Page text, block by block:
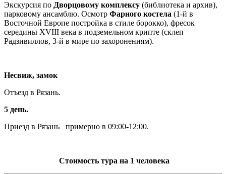
Экскурсия по Дворцовому комплексу (библиотека и архив),
парковому ансамблю. Осмотр Фарного костела (1-й в
Восточной Европе постройка в стиле борокко), фресок
середины XVIII века в подземельном крипте (склеп
Радзивиллов, 3-й в мире по захоронениям).
Несвиж, замок
Отъезд в Рязань.
5 день.
Приезд в Рязань примерно в 09:00-12:00.
Стоимость тура на 1 человека